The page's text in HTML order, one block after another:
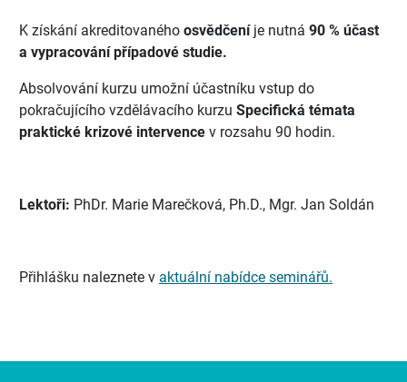
K získání akreditovaného osvědčeníje nutná 90 % účast
a vypracování případové studie.
Absolvování kurzu umožní účastníku vstup do
pokračujícího vzdělávacího kurzu Specifická témata
praktické krizové intervence v rozsahu 90 hodin.
Lektoři: PhDr. Marie Marečková, Ph.D., Mgr. Jan Soldán
Přihlášku naleznete v aktuální nabídce seminářů.